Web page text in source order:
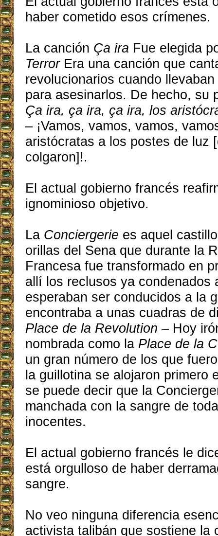
haber cometido esos crímenes.
La canción Ça ira Fue elegida
TerrorEra una canción que
revolucionarios cuando
para asesinarlos. De hecho, su
Ça ira, ça ira, ça ira, los
– ¡Vamos, vamos, vamos,
aristócratas a los postes de luz
colgaron]!.
El actual gobierno francés
ignominioso objetivo.
La Conciergerie es aquel
orillas del Sena que durante la
Francesa fue transformado en
allí los reclusos ya condenados
esperaban ser conducidos a la
encontraba a unas cuadras de
Place de la Revolution – Hoy
nombrada como la Place de la
un gran número de los que
la guillotina se alojaron primero
se puede decir que la
manchada con la sangre de
inocentes.
El actual gobierno francés le
está orgulloso de haber
sangre.
No veo ninguna diferencia
activista talibán que sostiene la